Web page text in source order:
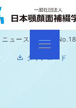
ニュースレター No.18
ダウンロード